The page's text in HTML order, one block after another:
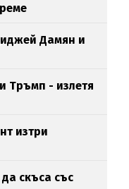
Дамян и
Тръмп - излетя
изтри
скъса със